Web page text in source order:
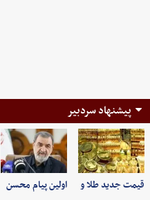
پیشنهاد سردبیر
قیمت جدید طلا و
اولین پیام محسن